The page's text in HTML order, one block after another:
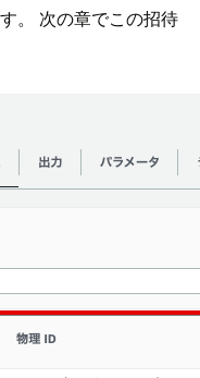
。 次の章でこの招待